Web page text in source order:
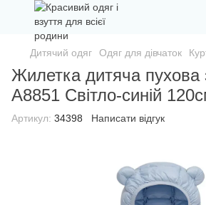
Дитячий одяг Одяг для дівчаток
Жилетка дитяча
А8851 Світло-синій
Артикул: 34398 Написати відгук